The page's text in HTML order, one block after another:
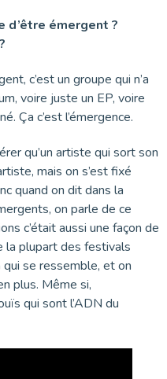
d’être émergent ?
c’est un groupe qui n’a
voire juste un EP, voire
Ça c’est l’émergence.
qu’un artiste qui sort son
mais on s’est fixé
quand on dit dans la
on parle de ce
c’était aussi une façon de
la plupart des festivals
qui se ressemble, et on
plus. Même si,
qui sont l’ADN du